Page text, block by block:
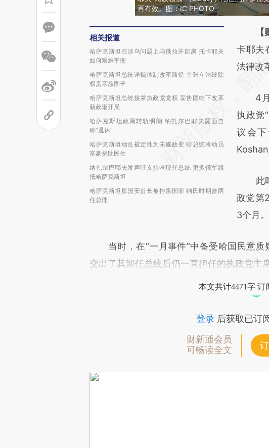
再有效。图：IC PHOTO
相关报道
哈萨克斯坦在涉乌问题上与俄拉开距离 托卡耶夫
如何艰难平衡
哈萨克斯坦总统详揭体制改革路径 主张立法破除
权贵亲族圈子
哈萨克斯坦总统接掌执政党党权 妥协团结下改革
新政渐开局
哈萨克斯坦政局转轨明朗 纳扎尔巴耶夫露面自
称“退休”
哈萨克斯坦动乱被定性为未遂政变 哈总统将动员
富豪捐助民生
纳扎尔巴耶夫发声吁支持哈现任总统 更多俄军续
抵哈萨克斯坦
哈萨克斯坦原国安首长被控叛国罪 纳氏时期曾两
任总理
请务
AI
成，
新观点
对和校
卡耶夫
法律改
4月
执政党
议会
此时
政党第
3个月。
当时，在“一月事件”中备受哈国民意质
交出了其卸任总统后仍一直担任的执政党主
本文共计4471字 订
登录后获取已订
财新通会员
可畅读全文